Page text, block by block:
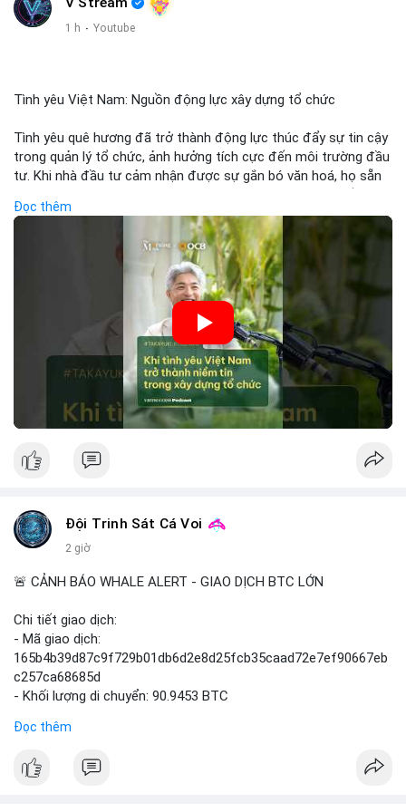
1 h · Youtube
Tình yêu Việt Nam: Nguồn động lực xây dựng tổ chức
Tình yêu quê hương đã trở thành động lực thúc đẩy sự tin cậy
trong quản lý tổ chức, ảnh hưởng tích cực đến môi trường đầu
tư. Khi nhà đầu tư cảm nhận được sự gắn bó văn hoá, họ sẵn
các công ty blockchain và tiền mã hoá. Sự tăng cường niềm tin
này giúp giảm rủi ro thị trường, cải thiện chi phí vốn và thúc đẩy
sự phát triển bền vững của ngành công nghệ tài chính. Các nhà
quản lý cần khai thác tinh thần này để xây dựng chiến lược
phát triển bền vững và thu hút vốn đầu tư.
🎥 Xem video trực tiếp tại:
Nguồn: VIETSUCCESS
Đọc thêm
Đội Trinh Sát Cá Voi
2 giờ
🚨 CẢNH BÁO WHALE ALERT - GIAO DỊCH BTC LỚN
Chi tiết giao dịch:
- Mã giao dịch:
165b4b39d87c9f729b01db6d2e8d25fcb35caad72e7ef90667eb
c257ca68685d
- Khối lượng di chuyển: 90.9453 BTC
USD)
Đọc thêm